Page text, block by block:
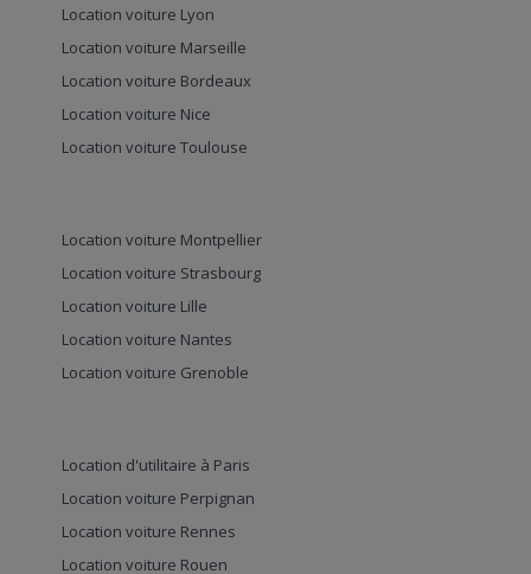
Location voiture Lyon
Location voiture Marseille
Location voiture Bordeaux
Location voiture Nice
Location voiture Toulouse
Location voiture Montpellier
Location voiture Strasbourg
Location voiture Lille
Location voiture Nantes
Location voiture Grenoble
Location d'utilitaire à Paris
Location voiture Perpignan
Location voiture Rennes
Location voiture Rouen